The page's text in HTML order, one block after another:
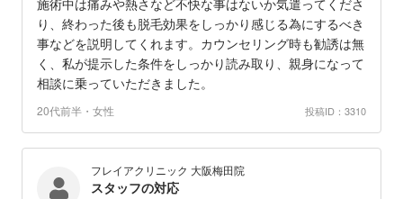
施術中は痛みや熱さなど不快な事はないか気遣ってくださ
り、終わった後も脱毛効果をしっかり感じる為にするべき
事などを説明してくれます。カウンセリング時も勧誘は無
く、私が提示した条件をしっかり読み取り、親身になって
相談に乗っていただきました。
20代前半・女性 投稿ID：3310
フレイアクリニック 大阪梅田院
スタッフの対応